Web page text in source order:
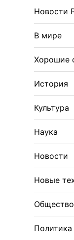
Новости
В мире
Хорошие
История
Культура
Наука
Новости
Новые
Общество
Политика